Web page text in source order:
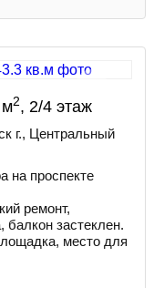
м2, 2/4 этаж
г., Центральный
на проспекте
ремонт,
балкон застеклен.
место для